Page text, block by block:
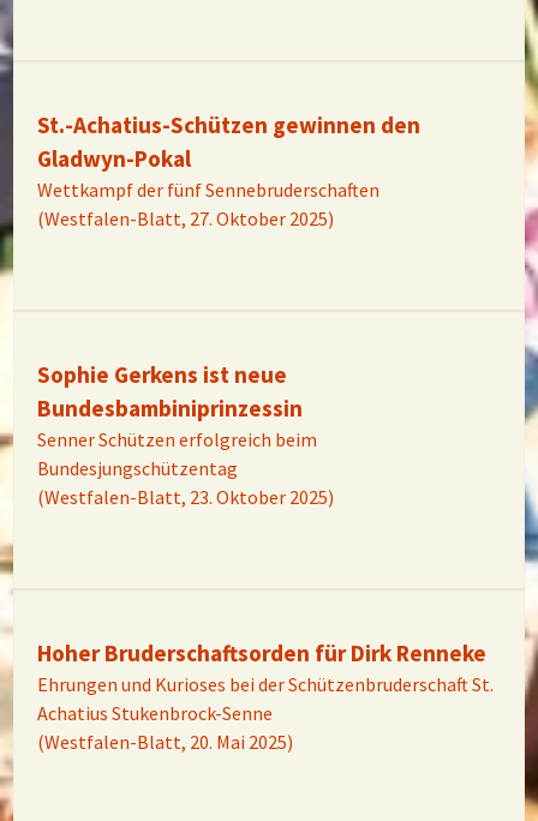
St.-Achatius-Schützen gewinnen den
Gladwyn-Pokal
Wettkampf der fünf Sennebruderschaften
(Westfalen-Blatt, 27. Oktober 2025)
Sophie Gerkens ist neue
Bundesbambiniprinzessin
Senner Schützen erfolgreich beim
Bundesjungschützentag
(Westfalen-Blatt, 23. Oktober 2025)
Hoher Bruderschaftsorden für Dirk Renneke
Ehrungen und Kurioses bei der Schützenbruderschaft St.
Achatius Stukenbrock-Senne
(Westfalen-Blatt, 20. Mai 2025)